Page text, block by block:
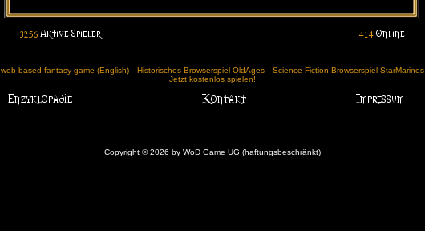
web based fantasy game (English) Historisches Browserspiel OldAges
Science-Fiction Browserspiel StarMarines
Jetzt kostenlos spielen!
Copyright © 2026 by WoD Game UG (haftungsbeschränkt)